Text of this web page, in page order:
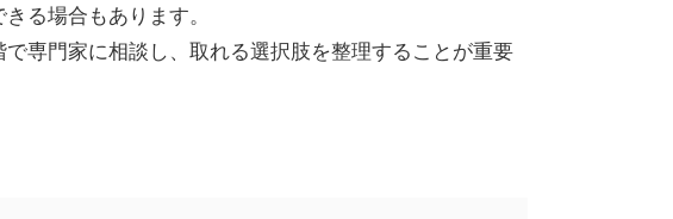
る場合もあります。
専門家に相談し、取れる選択肢を整理することが重要